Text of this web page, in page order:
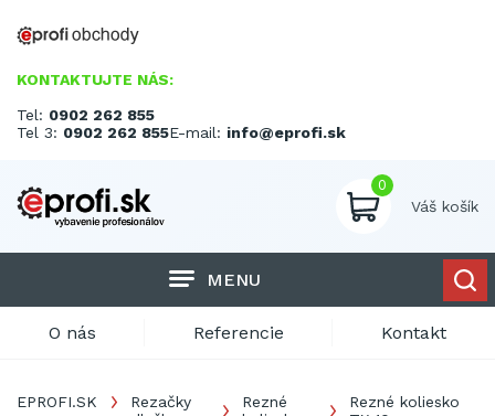
KONTAKTUJTE NÁS:
Tel: 0902 262 855
Tel 3: 0902 262 855E-mail: info@eprofi.sk
0
Váš košík
MENU
O nás Referencie Kontakt
EPROFI.SK
Rezačky
Rezné
Rezné koliesko